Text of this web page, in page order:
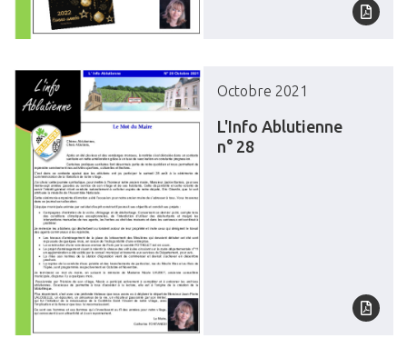
Octobre 2021
L'Info Ablutienne
n° 28